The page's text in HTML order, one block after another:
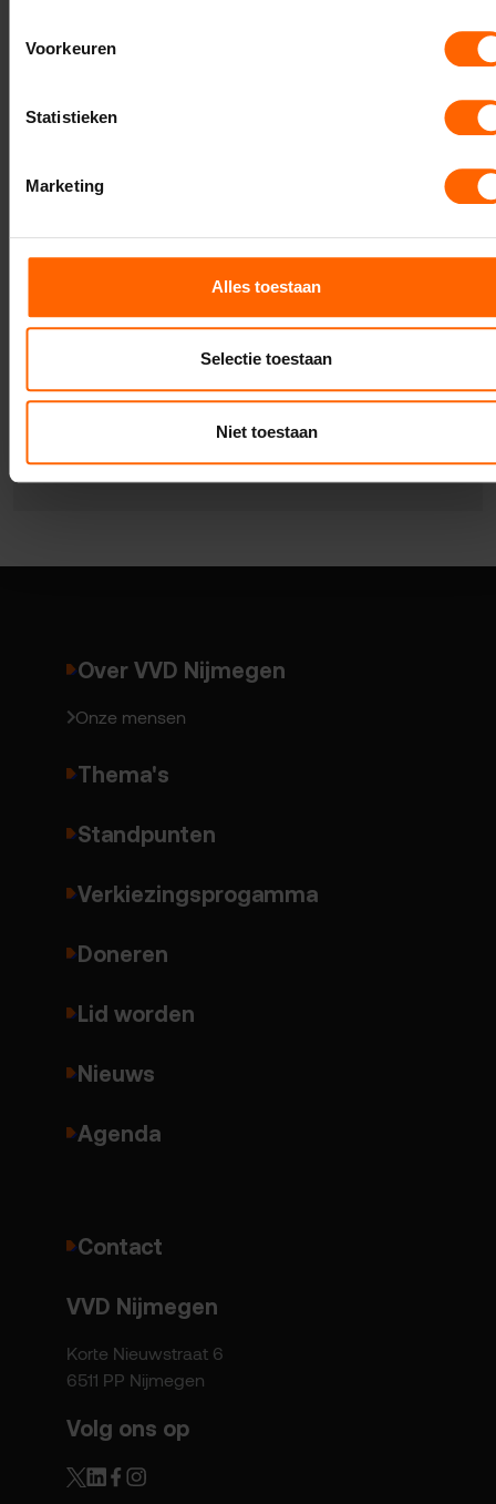
Voorkeuren
Statistieken
Marketing
Alles toestaan
Selectie toestaan
Niet toestaan
Over VVD Nijmegen
Onze mensen
Thema's
Standpunten
Verkiezingsprogamma
Doneren
Lid worden
Nieuws
Agenda
Contact
VVD Nijmegen
Korte Nieuwstraat 6
6511 PP Nijmegen
Volg ons op